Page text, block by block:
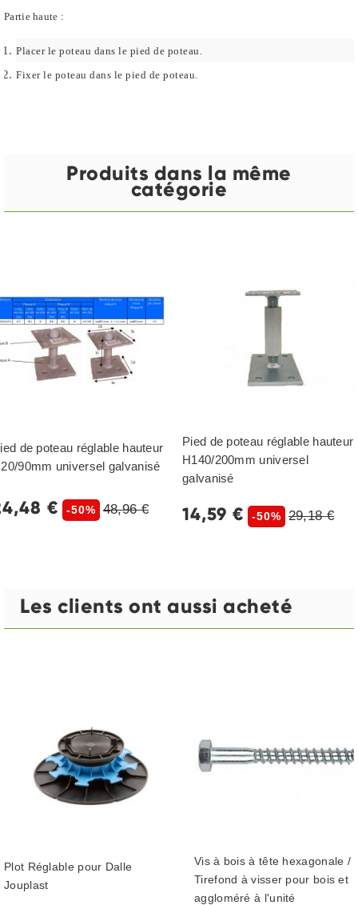
Partie haute :
Placer le poteau dans le pied de poteau.
Fixer le poteau dans le pied de poteau.
Produits dans la même
catégorie
de poteau réglable hauteur
90mm universel galvanisé
€ -50% 48,96 €
Pied de poteau réglable hauteur
H140/200mm universel
galvanisé
14,59 € -50% 29,18 €
Les clients ont aussi acheté
Plot Réglable pour Dalle
Jouplast
Vis à bois à tête hexagonale /
Tirefond à visser pour bois et
aggloméré à l'unité